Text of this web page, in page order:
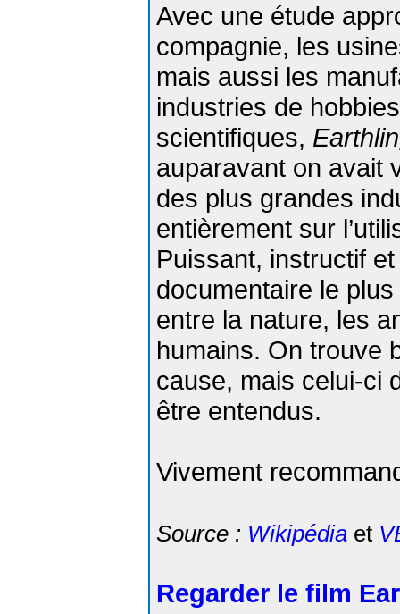
Avec une étude
compagnie, les
mais aussi les
industries de
scientifiques,
auparavant on avait
des plus grandes
entièrement sur
Puissant, instructif
documentaire le
entre la nature, les
humains. On trouve
cause, mais celui-ci
être entendus.
Vivement
Source : Wikipédia et
Regarder le film